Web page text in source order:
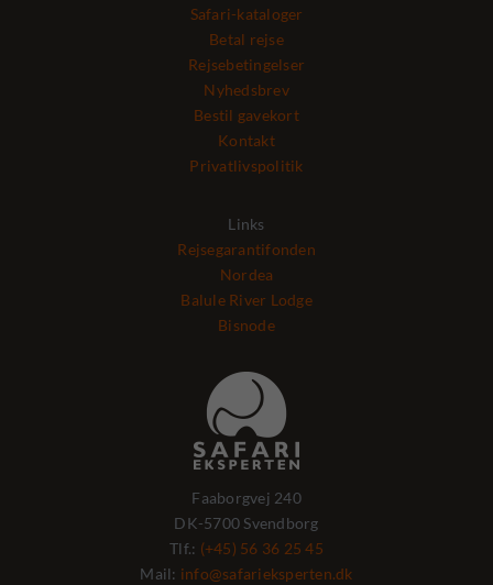
Safari-kataloger
Betal rejse
Rejsebetingelser
Nyhedsbrev
Bestil gavekort
Kontakt
Privatlivspolitik
Links
Rejsegarantifonden
Nordea
Balule River Lodge
Bisnode
Faaborgvej 240
DK-5700 Svendborg
Tlf.: (+45) 56 36 25 45
Mail: info@safarieksperten.dk